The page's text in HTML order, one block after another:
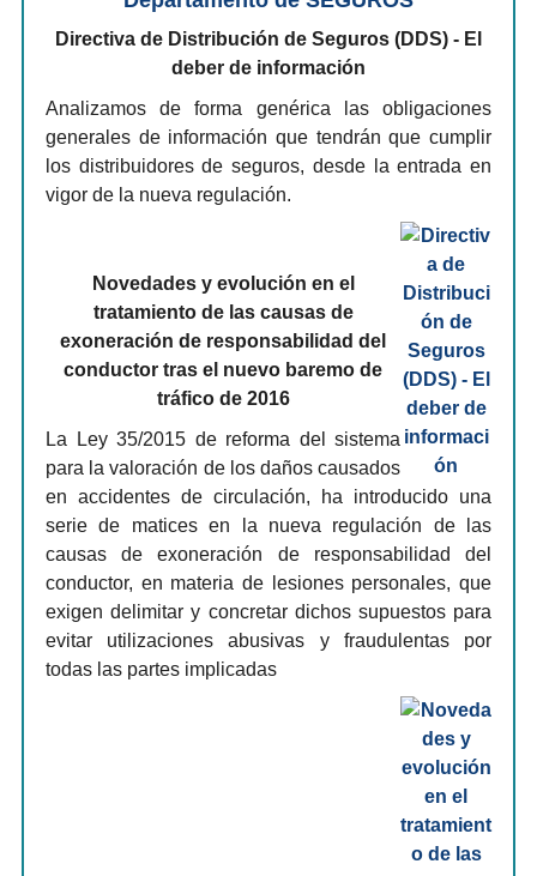
Directiva de Distribución de Seguros (DDS) - El
deber de información
Analizamos de forma genérica las obligaciones
generales de información que tendrán que cumplir
los distribuidores de seguros, desde la entrada en
vigor de la nueva regulación.
Novedades y evolución en el
tratamiento de las causas de
exoneración de responsabilidad del
conductor tras el nuevo baremo de
tráfico de 2016
La Ley 35/2015 de reforma del sistema
para la valoración de los daños causados
en accidentes de circulación, ha introducido una
serie de matices en la nueva regulación de las
causas de exoneración de responsabilidad del
conductor, en materia de lesiones personales, que
exigen delimitar y concretar dichos supuestos para
evitar utilizaciones abusivas y fraudulentas por
todas las partes implicadas